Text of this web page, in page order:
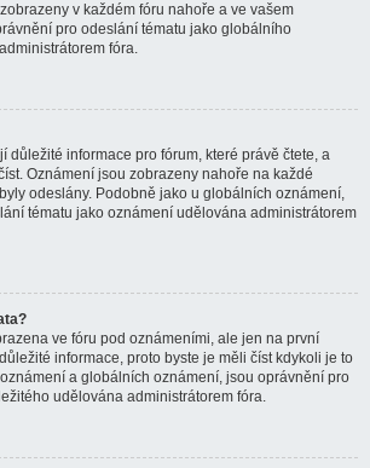
v každém fóru nahoře a ve vašem
pro odeslání tématu jako globálního
fóra.
důležité informace pro fórum, které právě čtete, a
Oznámení jsou zobrazeny nahoře na každé
odeslány. Podobně jako u globálních oznámení,
tématu jako oznámení udělována administrátorem
ve fóru pod oznámeními, ale jen na první
informace, proto byste je měli číst kdykoli je to
a globálních oznámení, jsou oprávnění pro
udělována administrátorem fóra.